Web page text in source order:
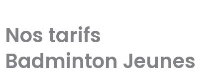
Nos tarifs
Badminton Jeunes